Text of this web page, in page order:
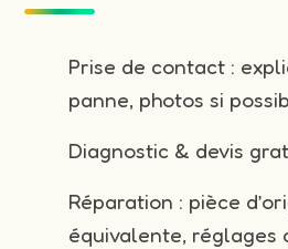
Prise de contact :
panne, photos si
Diagnostic & devis
Réparation : pièce
équivalente, réglages